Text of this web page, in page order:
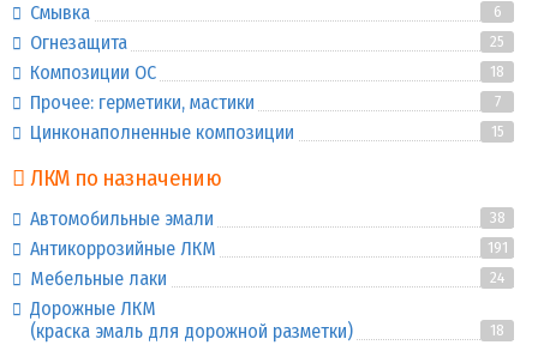
Смывка 6
Огнезащита 25
Композиции ОС 18
Прочее: герметики, мастики 7
Цинконаполненные композиции 15
ЛКМ по назначению
Автомобильные эмали 38
Антикоррозийные ЛКМ 191
Мебельные лаки 24
Дорожные ЛКМ
(краска эмаль для дорожной разметки)
18